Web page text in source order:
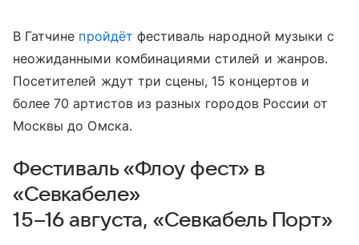
В Гатчине пройдёт фестиваль народной музыки с
неожиданными комбинациями стилей и жанров.
Посетителей ждут три сцены, 15 концертов и
более 70 артистов из разных городов России от
Москвы до Омска.
Фестиваль «Флоу фест» в
«Севкабеле»
15–16 августа, «Севкабель Порт»